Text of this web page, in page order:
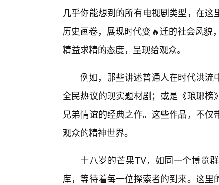
几乎你能想到的所有电视剧类型，在
历史画卷，展现时代变🔥迁的社会风貌
精益求精的态度，呈现给观众。
例如，那些讲述普通人在时代洪流
全民热议的现实题材剧；或是《琅琊
兄弟情谊的经典之作。这些作品，不
观众的精神世界。
十八岁的芒果TV，如同一个博览
库，等待着每一位探索者的到来。这